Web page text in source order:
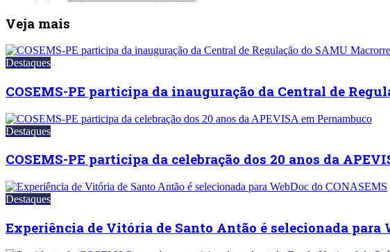
Veja mais
Destaques
COSEMS-PE participa da inauguração da Central de
Destaques
COSEMS-PE participa da celebração dos 20 anos da
Destaques
Experiência de Vitória de Santo Antão é selecionada para